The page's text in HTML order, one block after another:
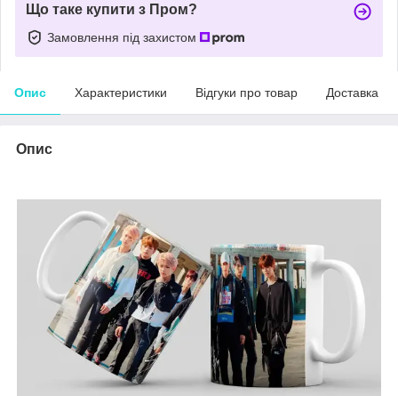
Що таке купити з Пром?
Замовлення під захистом
Опис Характеристики Відгуки про товар Доставка
Опис